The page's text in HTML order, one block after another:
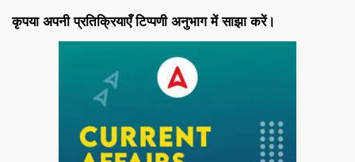
कृपया अपनी प्रतिक्रियाएँ टिप्पणी अनुभाग में साझा करें।